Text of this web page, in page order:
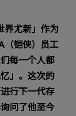
界尤新」作为
（铠侠）员工
每一个人都
」。这次的
行下一代存
问了他至今